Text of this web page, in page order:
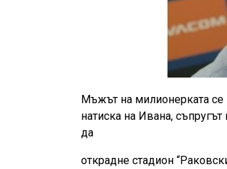
Мъжът на милионерката
натиска на Ивана,
да
открадне стадион